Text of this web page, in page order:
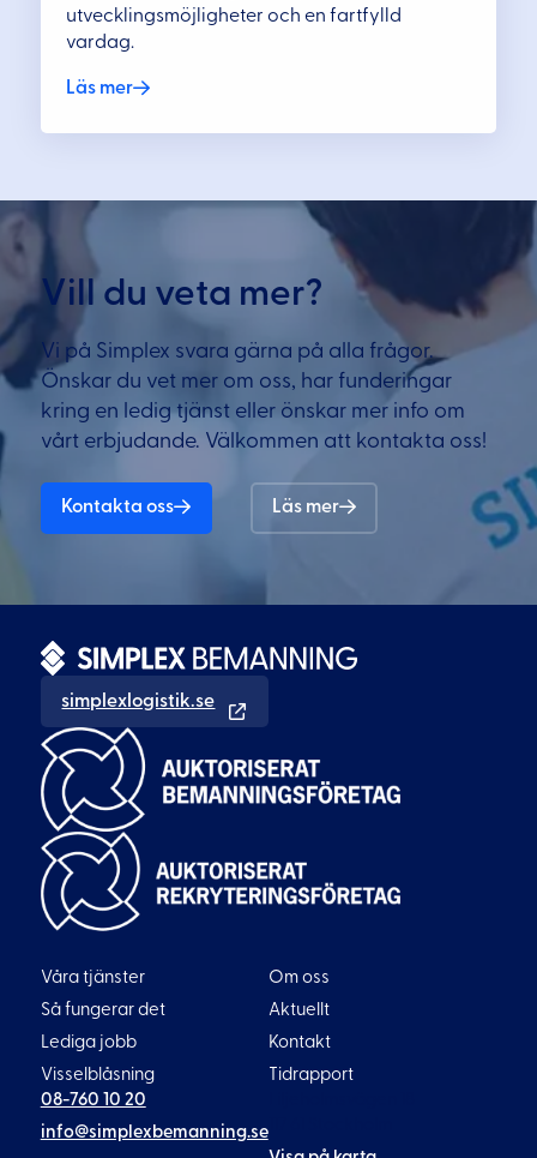
utvecklingsmöjligheter och en fartfylld
vardag.
Läs mer
Vill du veta mer?
Vi på Simplex svara gärna på alla frågor.
Önskar du vet mer om oss, har funderingar
kring en ledig tjänst eller önskar mer info om
vårt erbjudande. Välkommen att kontakta oss!
Kontakta oss Läs mer
simplexlogistik.se
08-760 10 20
info@simplexbemanning.se
Våra tjänster
Så fungerar det
Lediga jobb
Visselblåsning
Om oss
Aktuellt
Kontakt
Tidrapport